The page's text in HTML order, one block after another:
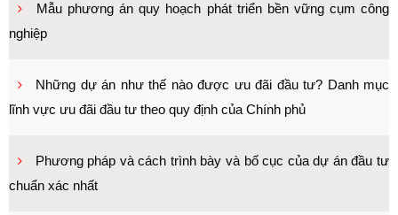
Mẫu phương án quy hoạch phát triển bền vững cụm công
nghiệp
Những dự án như thế nào được ưu đãi đầu tư? Danh mục
lĩnh vực ưu đãi đầu tư theo quy định của Chính phủ
Phương pháp và cách trình bày và bố cục của dự án đầu tư
chuẩn xác nhất